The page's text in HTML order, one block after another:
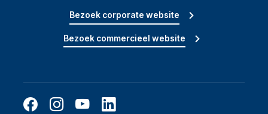
Bezoek corporate website
Bezoek commercieel website